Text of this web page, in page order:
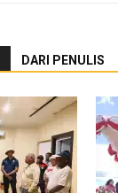
DARI PENULIS